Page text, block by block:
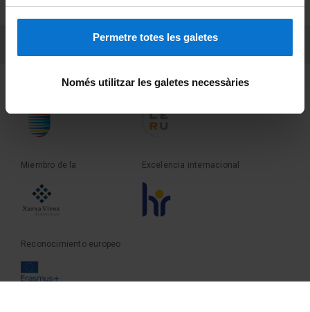
Permetre totes les galetes
Només utilitzar les galetes necessàries
Sobre UBtv
Fundadora de la Miembro de la
Miembro de la Excelencia internacional
Reconocimiento europeo